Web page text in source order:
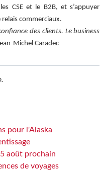
CSE et le B2B, et s’appuyer
commerciaux.
des clients. Le business
Michel Caradec
.
pour l'Alaska
août prochain
de voyages